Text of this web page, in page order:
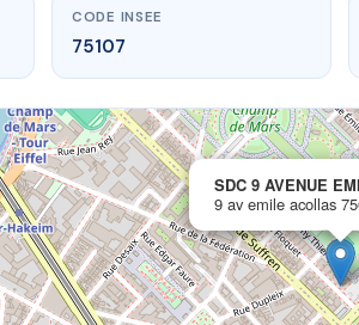
www.vme.plus/AE1820711
SDC 9 AVENUE EMILE ACOLLAS
9 av emile acollas75007 Paris
CODE INSEE
75107
SDC 9 AVENUE
9 av emile acollas